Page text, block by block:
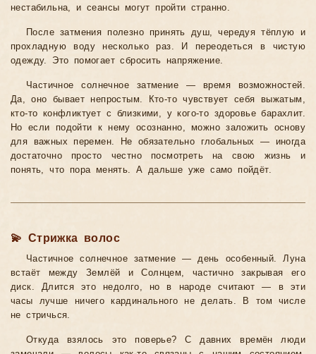
нестабильна, и сеансы могут пройти странно.
После затмения полезно принять душ, чередуя тёплую и
прохладную воду несколько раз. И переодеться в чистую
одежду. Это помогает сбросить напряжение.
Частичное солнечное затмение — время возможностей.
Да, оно бывает непростым. Кто-то чувствует себя выжатым,
кто-то конфликтует с близкими, у кого-то здоровье барахлит.
Но если подойти к нему осознанно, можно заложить основу
для важных перемен. Не обязательно глобальных — иногда
достаточно просто честно посмотреть на свою жизнь и
понять, что пора менять. А дальше уже само пойдёт.
💫 Стрижка волос
Частичное солнечное затмение — день особенный. Луна
встаёт между Землёй и Солнцем, частично закрывая его
диск. Длится это недолго, но в народе считают — в эти
часы лучше ничего кардинального не делать. В том числе
не стричься.
Откуда взялось это поверье? С давних времён люди